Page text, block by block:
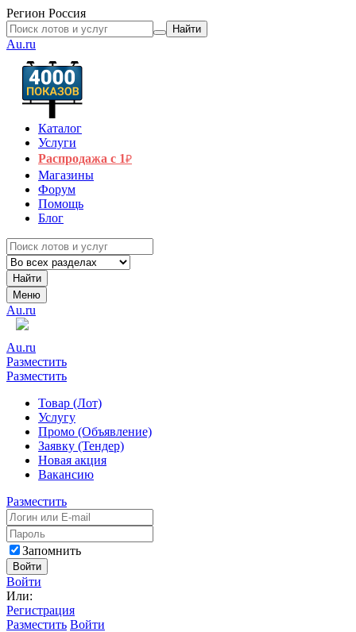
Регион Россия
Найти
Au.ru
Каталог
Услуги
Распродажа с 1₽
Магазины
Форум
Помощь
Блог
Найти
Меню
Au.ru
Au.ru
Разместить
Разместить
Товар (Лот)
Услугу
Промо (Объявление)
Заявку (Тендер)
Новая акция
Вакансию
Разместить
Запомнить
Войти
Войти
Или:
Регистрация
Разместить Войти